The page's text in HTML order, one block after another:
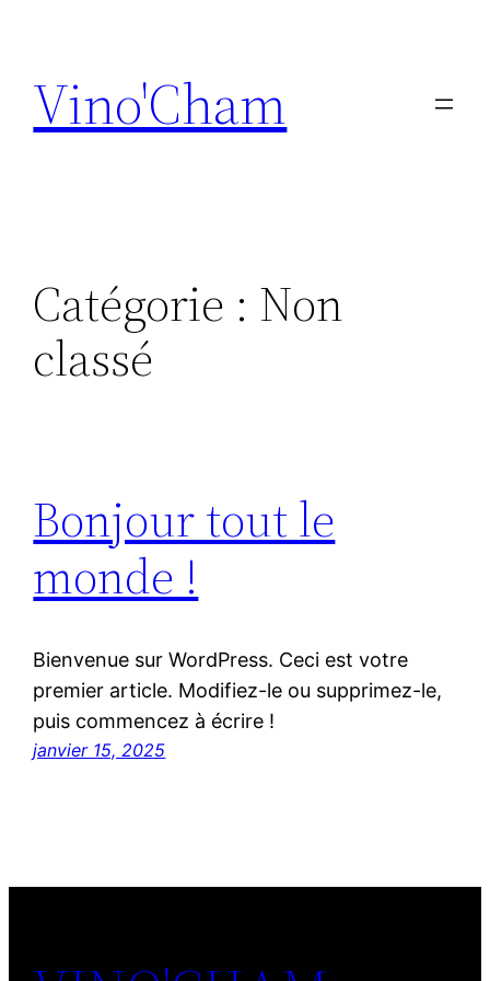
contenu
Vino'Cham
Catégorie : Non
classé
Bonjour tout le
monde !
Bienvenue sur WordPress. Ceci est votre
premier article. Modifiez-le ou supprimez-le,
puis commencez à écrire !
janvier 15, 2025